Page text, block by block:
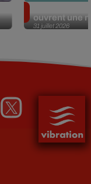
31 juillet 2026
ouvrent une